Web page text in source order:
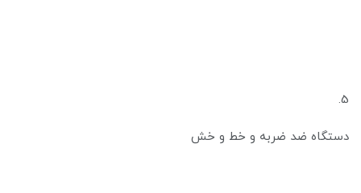
5.
دستگاه ضد ضربه و خط و خش